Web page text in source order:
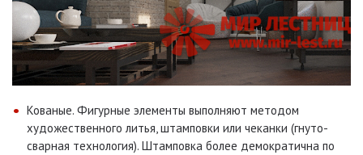
Кованые. Фигурные элементы выполняют методом
художественного литья, штамповки или чеканки (гнуто-
сварная технология). Штамповка более демократична по